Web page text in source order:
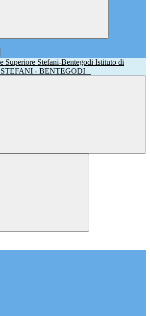
Istituto di
STEFANI - BENTEGODI